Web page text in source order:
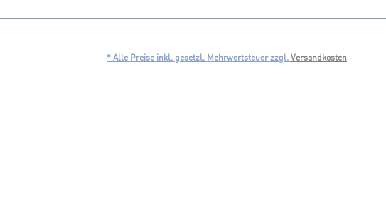
* Alle Preise inkl. gesetzl. Mehrwertsteuer zzgl. Versandkosten